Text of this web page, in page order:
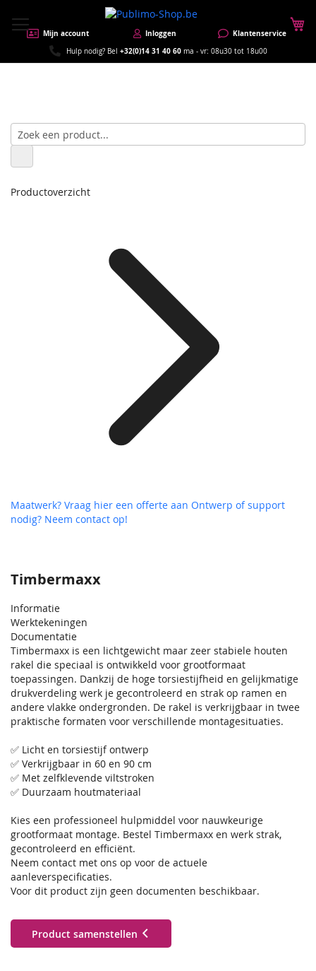
Mijn account Inloggen Klantenservice
Hulp nodig? Bel +32(0)14 31 40 60 ma - vr: 08u30 tot 18u00
Timbermaxx
Informatie
Werktekeningen
Documentatie
Timbermaxx is een lichtgewicht maar zeer stabiele houten
rakel die speciaal is ontwikkeld voor grootformaat
toepassingen. Dankzij de hoge torsiestijfheid en gelijkmatige
drukverdeling werk je gecontroleerd en strak op ramen en
andere vlakke ondergronden. De rakel is verkrijgbaar in twee
praktische formaten voor verschillende montagesituaties.
✅ Licht en torsiestijf ontwerp
✅ Verkrijgbaar in 60 en 90 cm
✅ Met zelfklevende viltstroken
✅ Duurzaam houtmateriaal
Kies een professioneel hulpmiddel voor nauwkeurige
grootformaat montage. Bestel Timbermaxx en werk strak,
gecontroleerd en efficiënt.
Neem contact met ons op voor de actuele
aanleverspecificaties.
Voor dit product zijn geen documenten beschikbaar.
Product samenstellen
Productoverzicht
Maatwerk? Vraag hier een offerte aan Ontwerp of support
nodig? Neem contact op!